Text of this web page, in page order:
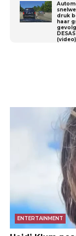
druk
haar
(video)
ENTERTAINMENT